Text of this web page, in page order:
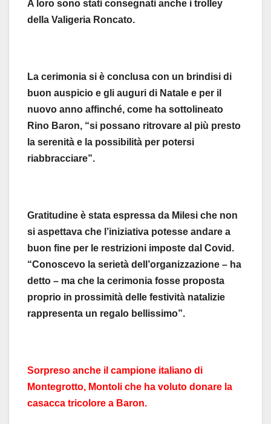
A loro sono stati consegnati anche i trolley
della Valigeria Roncato.
La cerimonia si è conclusa con un brindisi di
buon auspicio e gli auguri di Natale e per il
nuovo anno affinché, come ha sottolineato
Rino Baron, “si possano ritrovare al più presto
la serenità e la possibilità per potersi
riabbracciare”.
Gratitudine è stata espressa da Milesi che non
si aspettava che l’iniziativa potesse andare a
buon fine per le restrizioni imposte dal Covid.
“Conoscevo la serietà dell’organizzazione – ha
detto – ma che la cerimonia fosse proposta
proprio in prossimità delle festività natalizie
rappresenta un regalo bellissimo”.
Sorpreso anche il campione italiano di
Montegrotto, Montoli che ha voluto donare la
casacca tricolore a Baron.